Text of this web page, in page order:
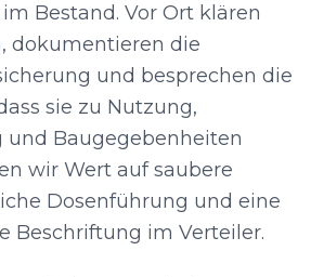
Bestand. Vor Ort klären
dokumentieren die
und besprechen die
sie zu Nutzung,
und Baugegebenheiten
wir Wert auf saubere
Dosenführung und eine
Beschriftung im Verteiler.